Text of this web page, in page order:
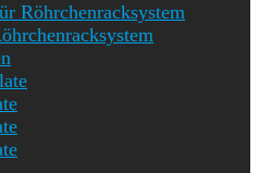
Röhrchenracksystem